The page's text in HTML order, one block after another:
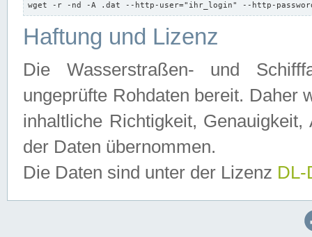
wget -r -nd -A .dat --http-user="ihr_login" --http-
Haftung und Lizenz
Die Wasserstraßen- und
ungeprüfte Rohdaten bereit. Daher
inhaltliche Richtigkeit,
der Daten übernommen.
Die Daten sind unter der Lizenz